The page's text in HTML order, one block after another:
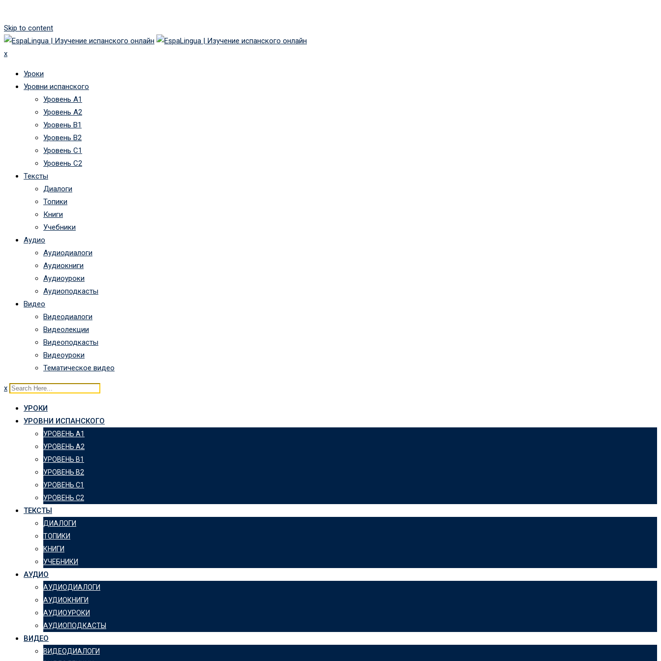
Skip to content
x
Уроки
Уровни испанского
Уровень А1
Уровень А2
Уровень B1
Уровень B2
Уровень C1
Уровень C2
Тексты
Диалоги
Топики
Книги
Учебники
Аудио
Аудиодиалоги
Аудиокниги
Аудиоуроки
Аудиоподкасты
Видео
Видеодиалоги
Видеолекции
Видеоподкасты
Видеоуроки
Тематическое видео
x
УРОКИ
УРОВНИ ИСПАНСКОГО
УРОВЕНЬ А1
УРОВЕНЬ А2
УРОВЕНЬ B1
УРОВЕНЬ B2
УРОВЕНЬ C1
УРОВЕНЬ C2
ТЕКСТЫ
ДИАЛОГИ
ТОПИКИ
КНИГИ
УЧЕБНИКИ
АУДИО
АУДИОДИАЛОГИ
АУДИОКНИГИ
АУДИОУРОКИ
АУДИОПОДКАСТЫ
ВИДЕО
ВИДЕОДИАЛОГИ